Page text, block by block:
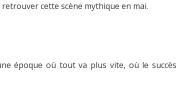
cette scène mythique en mai.
époque où tout va plus vite, où le succès